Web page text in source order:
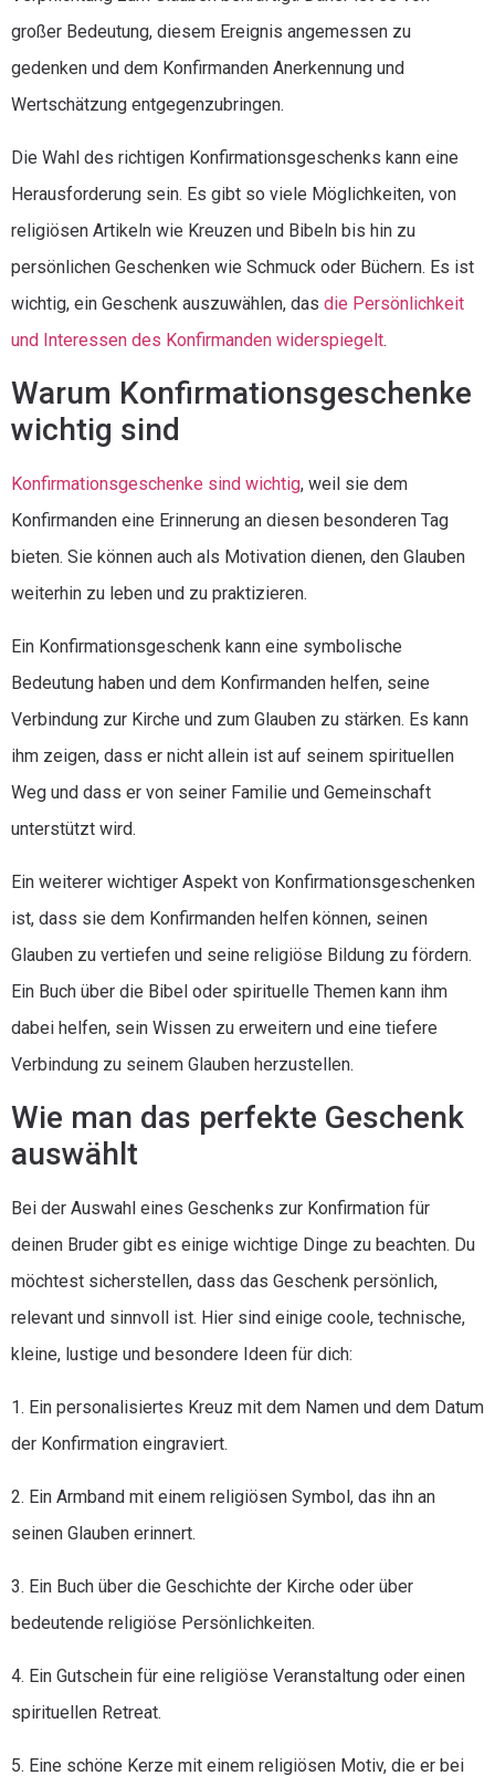
großer Bedeutung, diesem Ereignis angemessen zu
gedenken und dem Konfirmanden Anerkennung und
Wertschätzung entgegenzubringen.
Die Wahl des richtigen Konfirmationsgeschenks kann eine
Herausforderung sein. Es gibt so viele Möglichkeiten, von
religiösen Artikeln wie Kreuzen und Bibeln bis hin zu
persönlichen Geschenken wie Schmuck oder Büchern. Es ist
wichtig, ein Geschenk auszuwählen, das die Persönlichkeit
und Interessen des Konfirmanden widerspiegelt.
Warum Konfirmationsgeschenke
wichtig sind
Konfirmationsgeschenke sind wichtig, weil sie dem
Konfirmanden eine Erinnerung an diesen besonderen Tag
bieten. Sie können auch als Motivation dienen, den Glauben
weiterhin zu leben und zu praktizieren.
Ein Konfirmationsgeschenk kann eine symbolische
Bedeutung haben und dem Konfirmanden helfen, seine
Verbindung zur Kirche und zum Glauben zu stärken. Es kann
ihm zeigen, dass er nicht allein ist auf seinem spirituellen
Weg und dass er von seiner Familie und Gemeinschaft
unterstützt wird.
Ein weiterer wichtiger Aspekt von Konfirmationsgeschenken
ist, dass sie dem Konfirmanden helfen können, seinen
Glauben zu vertiefen und seine religiöse Bildung zu fördern.
Ein Buch über die Bibel oder spirituelle Themen kann ihm
dabei helfen, sein Wissen zu erweitern und eine tiefere
Verbindung zu seinem Glauben herzustellen.
Wie man das perfekte Geschenk
auswählt
Bei der Auswahl eines Geschenks zur Konfirmation für
deinen Bruder gibt es einige wichtige Dinge zu beachten. Du
möchtest sicherstellen, dass das Geschenk persönlich,
relevant und sinnvoll ist. Hier sind einige coole, technische,
kleine, lustige und besondere Ideen für dich:
1. Ein personalisiertes Kreuz mit dem Namen und dem Datum
der Konfirmation eingraviert.
2. Ein Armband mit einem religiösen Symbol, das ihn an
seinen Glauben erinnert.
3. Ein Buch über die Geschichte der Kirche oder über
bedeutende religiöse Persönlichkeiten.
4. Ein Gutschein für eine religiöse Veranstaltung oder einen
spirituellen Retreat.
5. Eine schöne Kerze mit einem religiösen Motiv, die er bei